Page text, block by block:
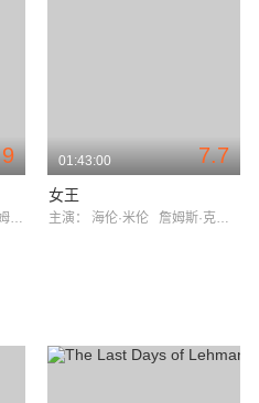
威尔
7.7
01:43:00
女王
主演： 海伦·米伦 詹姆斯·克伦威尔